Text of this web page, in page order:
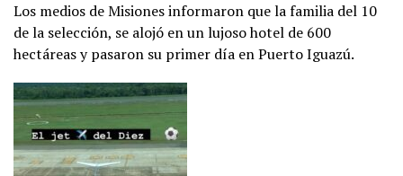
Los medios de Misiones informaron que la familia del 10
de la selección, se alojó en un lujoso hotel de 600
hectáreas y pasaron su primer día en Puerto Iguazú.